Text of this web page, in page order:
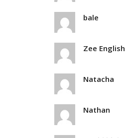
bale
Zee English
Natacha
Nathan